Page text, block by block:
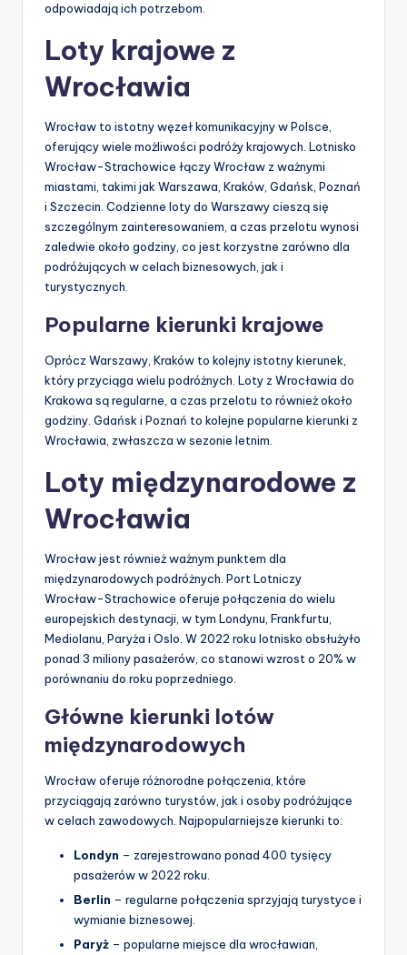
odpowiadają ich potrzebom.
Loty krajowe z
Wrocławia
Wrocław to istotny węzeł komunikacyjny w Polsce,
oferujący wiele możliwości podróży krajowych. Lotnisko
Wrocław-Strachowice łączy Wrocław z ważnymi
miastami, takimi jak Warszawa, Kraków, Gdańsk, Poznań
i Szczecin. Codzienne loty do Warszawy cieszą się
szczególnym zainteresowaniem, a czas przelotu wynosi
zaledwie około godziny, co jest korzystne zarówno dla
podróżujących w celach biznesowych, jak i
turystycznych.
Popularne kierunki krajowe
Oprócz Warszawy, Kraków to kolejny istotny kierunek,
który przyciąga wielu podróżnych. Loty z Wrocławia do
Krakowa są regularne, a czas przelotu to również około
godziny. Gdańsk i Poznań to kolejne popularne kierunki z
Wrocławia, zwłaszcza w sezonie letnim.
Loty międzynarodowe z
Wrocławia
Wrocław jest również ważnym punktem dla
międzynarodowych podróżnych. Port Lotniczy
Wrocław-Strachowice oferuje połączenia do wielu
europejskich destynacji, w tym Londynu, Frankfurtu,
Mediolanu, Paryża i Oslo. W 2022 roku lotnisko obsłużyło
ponad 3 miliony pasażerów, co stanowi wzrost o 20% w
porównaniu do roku poprzedniego.
Główne kierunki lotów
międzynarodowych
Wrocław oferuje różnorodne połączenia, które
przyciągają zarówno turystów, jak i osoby podróżujące
w celach zawodowych. Najpopularniejsze kierunki to:
Londyn – zarejestrowano ponad 400 tysięcy
pasażerów w 2022 roku.
Berlin – regularne połączenia sprzyjają turystyce i
wymianie biznesowej.
Paryż – popularne miejsce dla wrocławian,